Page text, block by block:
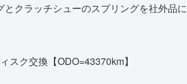
とクラッチシューのスプリングを社外品に
スク交換【ODO=43370km】